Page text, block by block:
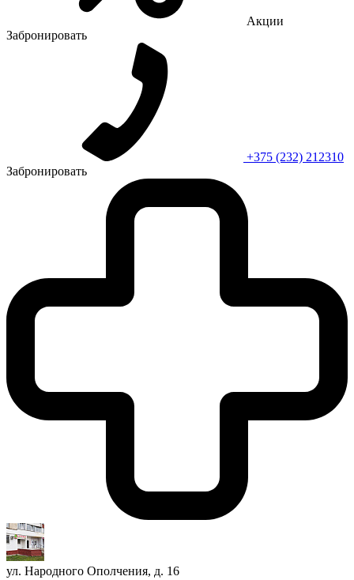
Акции
Забронировать
+375 (232) 212310
Забронировать
ул. Народного Ополчения, д. 16